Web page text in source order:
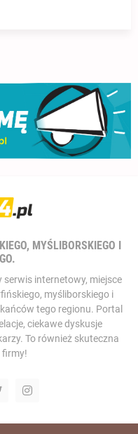
MYŚLIBORSKIEGO I
internetowy, miejsce
myśliborskiego i
tego regionu. Portal
ciekawe dyskusje
To również skuteczna
firmy!